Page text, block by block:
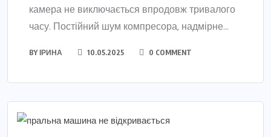
камера не виключається впродовж тривалого
часу. Постійний шум компресора, надмірне...
BYІРИНА 10.05.2025 0 COMMENT